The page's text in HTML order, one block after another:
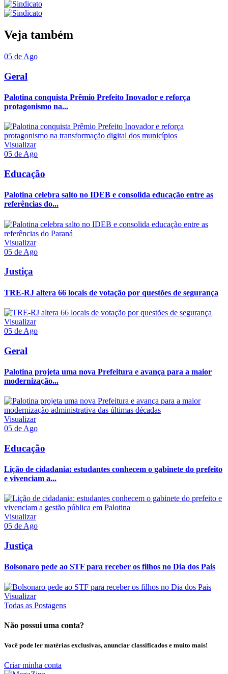
Veja também
05 de Ago
Geral
Palotina conquista Prêmio Prefeito Inovador e reforça
protagonismo na...
Visualizar
05 de Ago
Educação
Palotina celebra salto no IDEB e consolida educação entre as
referências do...
Visualizar
05 de Ago
Justiça
TRE-RJ altera 66 locais de votação por questões de segurança
Visualizar
05 de Ago
Geral
Palotina projeta uma nova Prefeitura e avança para a maior
modernização...
Visualizar
05 de Ago
Educação
Lição de cidadania: estudantes conhecem o gabinete do prefeito
e vivenciam a...
Visualizar
05 de Ago
Justiça
Bolsonaro pede ao STF para receber os filhos no Dia dos Pais
Visualizar
Todas as Postagens
Não possui uma conta?
Você pode ler matérias exclusivas, anunciar classificados e muito mais!
Criar minha conta